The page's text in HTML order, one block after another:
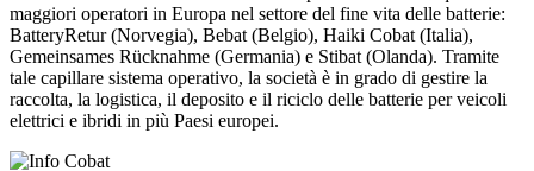
maggiori operatori in Europa nel settore del fine vita delle batterie:
BatteryRetur (Norvegia), Bebat (Belgio), Haiki Cobat (Italia),
Gemeinsames Rücknahme (Germania) e Stibat (Olanda). Tramite
tale capillare sistema operativo, la società è in grado di gestire la
raccolta, la logistica, il deposito e il riciclo delle batterie per veicoli
elettrici e ibridi in più Paesi europei.